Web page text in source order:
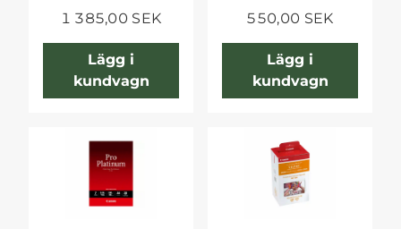
1 385,00 SEK
Lägg i
kundvagn
550,00 SEK
Lägg i
kundvagn